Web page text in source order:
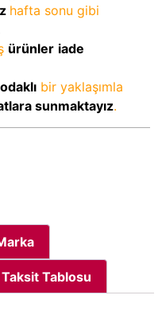
hafta sonu gibi
ürünler iade
bir yaklaşımla
sunmaktayız.
Taksit Tablosu